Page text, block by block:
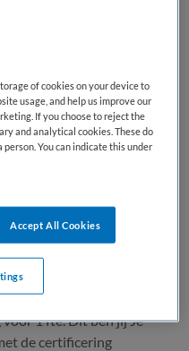
chirurg bij
1fte
| Zoetermeer
biedt per
chirurg met
1 fte. Dit ben jij Je
de certificering
of cookies on your device to
usage, and help us improve our
If you choose to reject the
and analytical cookies. These do
You can indicate this under
Accept All Cookies